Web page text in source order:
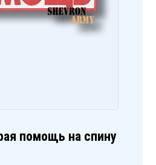
помощь на спину